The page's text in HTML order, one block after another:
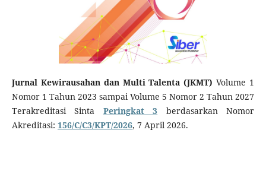
Jurnal Kewirausahan dan Multi Talenta (JKMT)Volume 1
Nomor 1 Tahun 2023 sampai Volume 5 Nomor 2 Tahun 2027
Terakreditasi Sinta Peringkat 3 berdasarkan Nomor
Akreditasi: 156/C/C3/KPT/2026, 7 April 2026.